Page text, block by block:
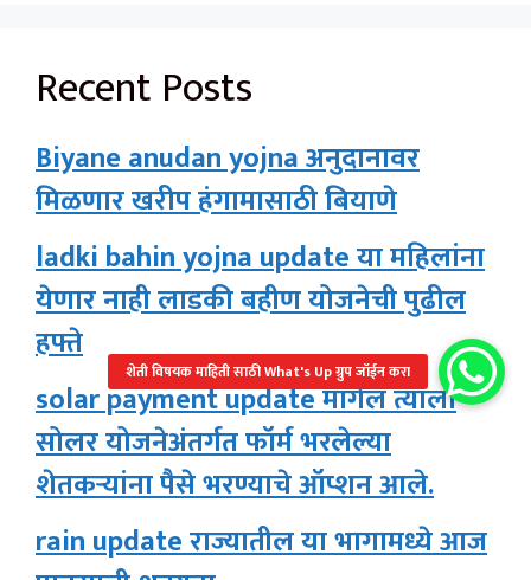
Recent Posts
Biyane anudan yojna अनुदानावर
मिळणार खरीप हंगामासाठी बियाणे
ladki bahin yojna update या महिलांना
येणार नाही लाडकी बहीण योजनेची पुढील
हफ्ते
solar payment update मागेल त्याला
सोलर योजनेअंतर्गत फॉर्म भरलेल्या
शेतकऱ्यांना पैसे भरण्याचे ऑप्शन आले.
rain update राज्यातील या भागामध्ये आज